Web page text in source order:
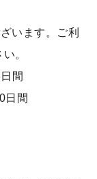
います。ご利
。
間
日間